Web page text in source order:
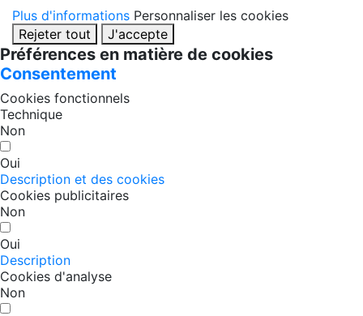
Plus d'informations Personnaliser les cookies
Rejeter tout
J'accepte
Préférences en matière de cookies
Consentement
Cookies fonctionnels
Technique
Non
Oui
Description et des cookies
Cookies publicitaires
Non
Oui
Description
Cookies d'analyse
Non